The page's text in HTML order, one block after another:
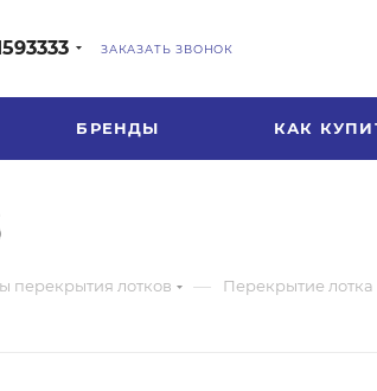
ЗАКАЗАТЬ ЗВОНОК
БРЕНДЫ КАК
перекрытия лотков — Перекрытие лотка